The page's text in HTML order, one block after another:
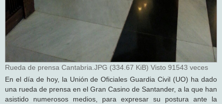
Rueda de prensa Cantabria.JPG (334.67 KiB) Visto 91543 veces
En el día de hoy, la Unión de Oficiales Guardia Civil (UO) ha dado
una rueda de prensa en el Gran Casino de Santander, a la que han
asistido numerosos medios, para expresar su postura ante la